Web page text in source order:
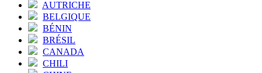
AUTRICHE
BELGIQUE
BÉNIN
BRÉSIL
CANADA
CHILI